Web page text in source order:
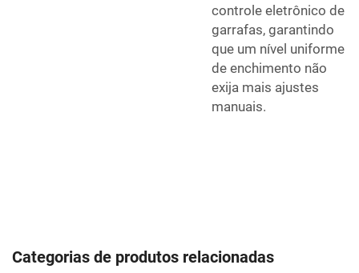
controle eletrônico de
garrafas, garantindo
que um nível uniforme
de enchimento não
exija mais ajustes
manuais.
Categorias de produtos relacionadas